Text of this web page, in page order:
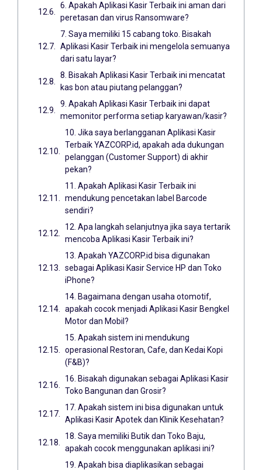
6. Apakah Aplikasi Kasir Terbaik ini aman dari
peretasan dan virus Ransomware?
7. Saya memiliki 15 cabang toko. Bisakah
Aplikasi Kasir Terbaik ini mengelola semuanya
dari satu layar?
8. Bisakah Aplikasi Kasir Terbaik ini mencatat
kas bon atau piutang pelanggan?
9. Apakah Aplikasi Kasir Terbaik ini dapat
memonitor performa setiap karyawan/kasir?
10. Jika saya berlangganan Aplikasi Kasir
Terbaik YAZCORP.id, apakah ada dukungan
pelanggan (Customer Support) di akhir
pekan?
11. Apakah Aplikasi Kasir Terbaik ini
mendukung pencetakan label Barcode
sendiri?
12. Apa langkah selanjutnya jika saya tertarik
mencoba Aplikasi Kasir Terbaik ini?
13. Apakah YAZCORP.id bisa digunakan
sebagai Aplikasi Kasir Service HP dan Toko
iPhone?
14. Bagaimana dengan usaha otomotif,
apakah cocok menjadi Aplikasi Kasir Bengkel
Motor dan Mobil?
15. Apakah sistem ini mendukung
operasional Restoran, Cafe, dan Kedai Kopi
(F&B)?
16. Bisakah digunakan sebagai Aplikasi Kasir
Toko Bangunan dan Grosir?
17. Apakah sistem ini bisa digunakan untuk
Aplikasi Kasir Apotek dan Klinik Kesehatan?
18. Saya memiliki Butik dan Toko Baju,
apakah cocok menggunakan aplikasi ini?
19. Apakah bisa diaplikasikan sebagai